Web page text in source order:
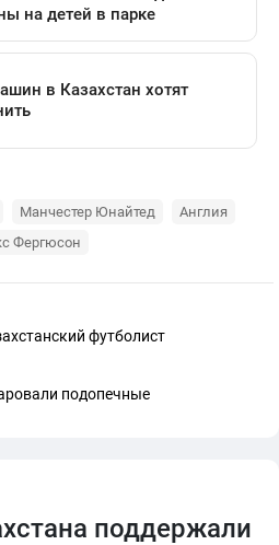
Манчестер Юнайтед
Англия
Фергюсон
футболист
подопечные
поддержали